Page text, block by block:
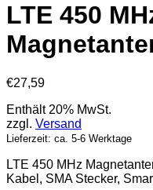
LTE 450
€27,59
Enthält 20% MwSt.
zzgl. Versand
Lieferzeit: ca. 5-6 Werktage
LTE 450 MHz
Kabel, SMA Stecker,